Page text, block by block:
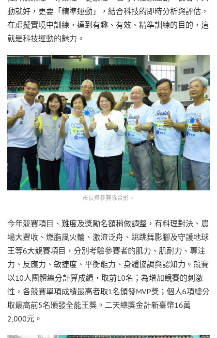
動就好，更要「精準運動」，結合科技的即時分析與評估，
在虛擬實境中訓練，達到有趣、有效、精準訓練的目的，這
就是科技運動的魅力。
市長與參賽隊合影。
今年競賽項目、難度及獎勵名額稍做調整，有料理對決、農
場大豐收、燃脂風火輪、激流泛舟、跳跳舞影腳及守護地球
王等6大競賽項目，分別考驗參賽者的肌力、肌耐力、專注
力、反應力、敏捷度、平衡能力、身體協調與認知力。競賽
以10人團體總分計算成績，取前10名；為增加競賽的刺激
性，各競賽單項成績最高者取1名頒發MVP獎；個人6項總分
取最高前5名頒發全能王獎。二天總獎金計新臺幣16萬
2,000元。